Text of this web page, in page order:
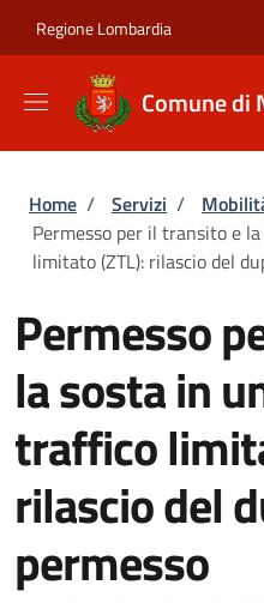
Regione Lombardia
Comune di
Briciole di
Home / Servizi /
Permesso per il transito e
limitato (ZTL): rilascio del
Permesso
la sosta in
traffico
rilascio del
permesso